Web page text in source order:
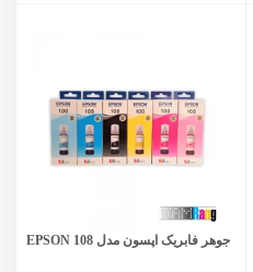
جوهر فابریک اپسون مدل EPSON 108